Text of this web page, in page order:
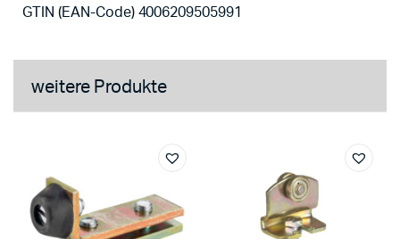
GTIN (EAN-Code) 4006209505991
weitere Produkte